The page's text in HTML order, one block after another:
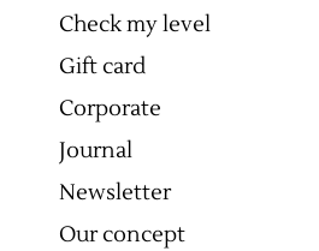
Check my level
Gift card
Corporate
Journal
Newsletter
Our concept